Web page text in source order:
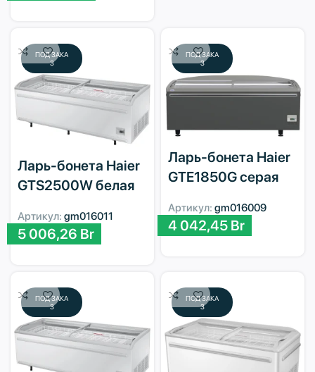
ПОД ЗАКА
З
Ларь-бонета Haier
GTS2500W белая
Артикул: gm016011
5 006,26 Br
ПОД ЗАКА
З
Ларь-бонета Haier
GTE1850G серая
Артикул: gm016009
4 042,45 Br
ПОД ЗАКА
З
ПОД ЗАКА
З